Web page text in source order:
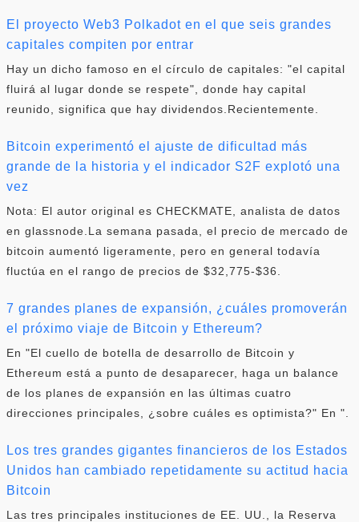
El proyecto Web3 Polkadot en el que seis grandes
capitales compiten por entrar
Hay un dicho famoso en el círculo de capitales: "el capital
fluirá al lugar donde se respete", donde hay capital
reunido, significa que hay dividendos.Recientemente.
Bitcoin experimentó el ajuste de dificultad más
grande de la historia y el indicador S2F explotó una
vez
Nota: El autor original es CHECKMATE, analista de datos
en glassnode.La semana pasada, el precio de mercado de
bitcoin aumentó ligeramente, pero en general todavía
fluctúa en el rango de precios de $32,775-$36.
7 grandes planes de expansión, ¿cuáles promoverán
el próximo viaje de Bitcoin y Ethereum?
En "El cuello de botella de desarrollo de Bitcoin y
Ethereum está a punto de desaparecer, haga un balance
de los planes de expansión en las últimas cuatro
direcciones principales, ¿sobre cuáles es optimista?" En ".
Los tres grandes gigantes financieros de los Estados
Unidos han cambiado repetidamente su actitud hacia
Bitcoin
Las tres principales instituciones de EE. UU., la Reserva